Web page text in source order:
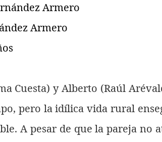
Armero
Armero
Cuesta) y Alberto (Raúl
pero la idílica vida rural
A pesar de que la pareja no